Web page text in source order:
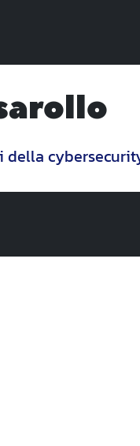
della